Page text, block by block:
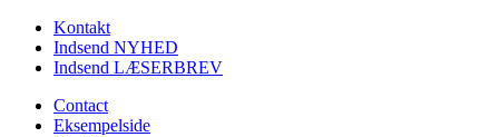
Kontakt
Indsend NYHED
Indsend LÆSERBREV
Contact
Eksempelside